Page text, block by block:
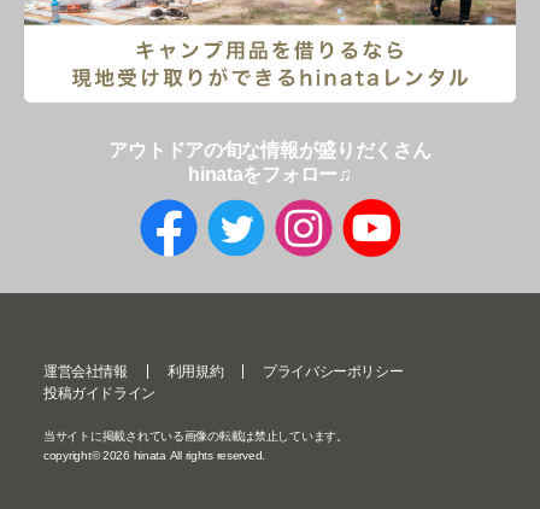
アウトドアの旬な情報が盛りだくさん
hinataをフォロー♫
運営会社情報 利用規約
プライバシーポリシー
投稿ガイドライン
当サイトに掲載されている画像の転載は禁止しています。
copyright©2026 hinata All rights reserved.